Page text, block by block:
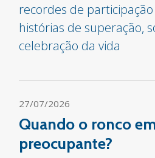
recordes de
histórias de superação,
celebração da vida
27/07/2026
Quando o ronco
preocupante?